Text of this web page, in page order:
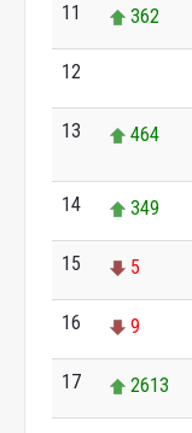
11 362
12
13 464
14 349
15 5
16 9
17 2613